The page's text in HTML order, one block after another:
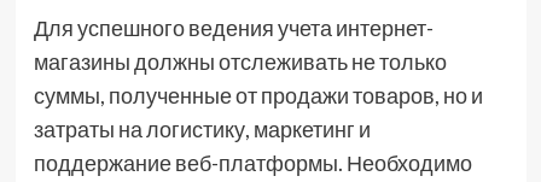
Для успешного ведения учета интернет-
магазины должны отслеживать не только
суммы, полученные от продажи товаров, но и
затраты на логистику, маркетинг и
поддержание веб-платформы. Необходимо